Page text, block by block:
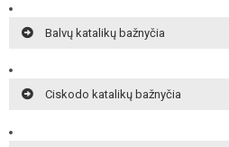
Balvų katalikų bažnyčia
Ciskodo katalikų bažnyčia